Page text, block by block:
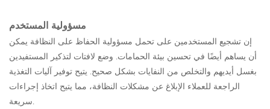
مسؤولية المستخدم
إن تشجيع المستخدمين على تحمل مسؤولية الحفاظ على النظافة يمكن
أن يساهم أيضًا في تحسين بيئة الحمامات. وضع لافتات لتذكير المستفيدين
بغسل أيديهم والتخلص من النفايات بشكل صحيح. يتيح توفير آليات التغذية
الراجعة للعملاء الإبلاغ عن مشكلات النظافة، مما يتيح اتخاذ إجراءات
سريعة.